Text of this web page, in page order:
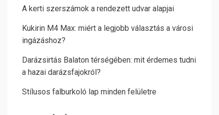
A kerti szerszámok a rendezett udvar alapjai
Kukirin M4 Max: miért a legjobb választás a városi
ingázáshoz?
Darázsirtás Balaton térségében: mit érdemes tudni
a hazai darázsfajokról?
Stílusos falburkoló lap minden felületre